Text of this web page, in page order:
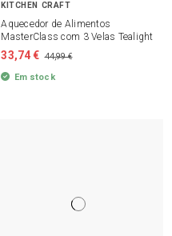
KITCHEN CRAFT
Aquecedor de Alimentos
MasterClass com 3 Velas Tealight
33,74 € 44,99 €
Em stock